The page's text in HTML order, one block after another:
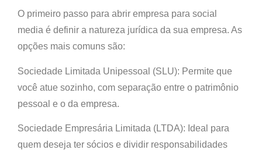
O primeiro passo para abrir empresa para social
media é definir a natureza jurídica da sua empresa. As
opções mais comuns são:
Sociedade Limitada Unipessoal (SLU): Permite que
você atue sozinho, com separação entre o patrimônio
pessoal e o da empresa.
Sociedade Empresária Limitada (LTDA): Ideal para
quem deseja ter sócios e dividir responsabilidades